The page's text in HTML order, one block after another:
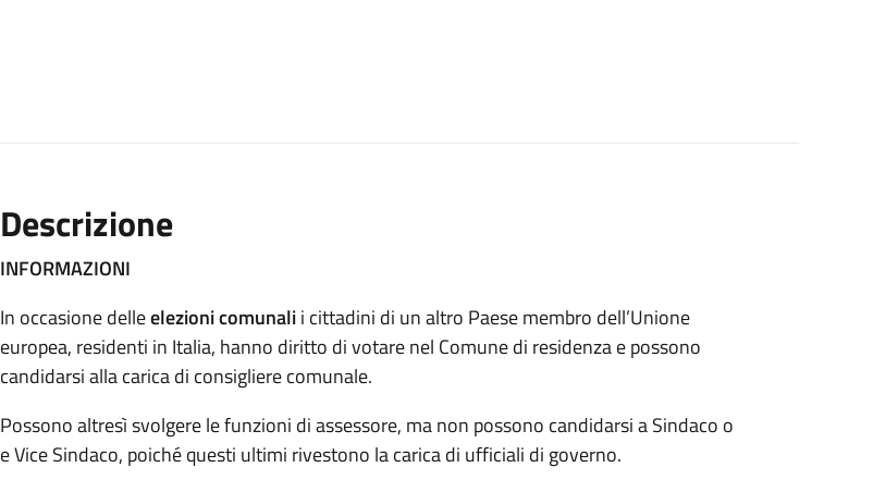
Descrizione
INFORMAZIONI
In occasione delleelezioni comunalii cittadini di un altro Paese membro dell’Unione
europea, residenti in Italia, hanno diritto di votare nel Comune di residenza e possono
candidarsi alla carica di consigliere comunale.
Possono altresì svolgere le funzioni di assessore, ma non possono candidarsi a Sindaco o
e Vice Sindaco, poiché questi ultimi rivestono la carica di ufficiali di governo.